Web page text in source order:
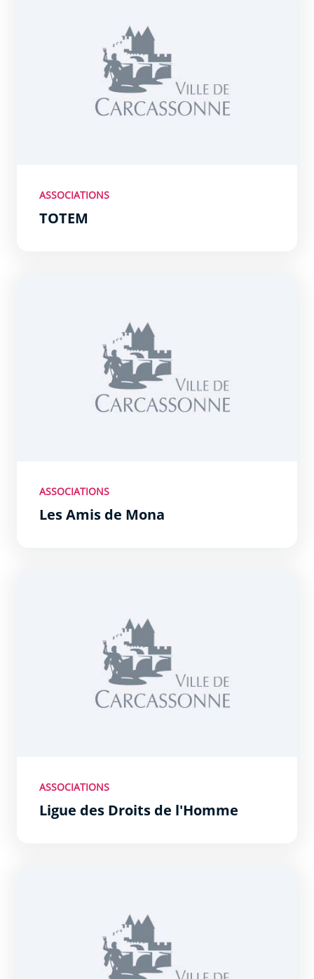
ASSOCIATIONS
TOTEM
ASSOCIATIONS
Les Amis de Mona
ASSOCIATIONS
Ligue des Droits de l'Homme